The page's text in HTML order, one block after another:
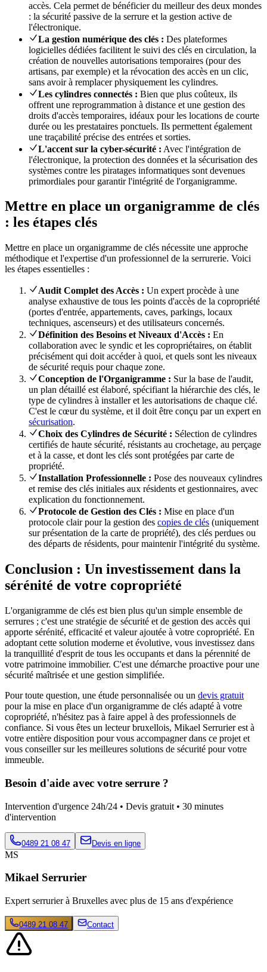
accès. Cela permet de bénéficier du meilleur des deux mondes
: la sécurité passive de la serrure et la gestion active de
l'électronique.
La gestion numérique des clés : Des plateformes
logicielles dédiées facilitent le suivi des clés en circulation, la
création de nouvelles autorisations temporaires (pour des
artisans, par exemple) et la révocation des accès en un clic,
sans avoir à remplacer physiquement les cylindres.
Les cylindres connectés : Bien que plus coûteux, ils
offrent une reprogrammation à distance et une gestion des
droits d'accès temporaires, idéaux pour les locations de courte
durée ou les prestataires ponctuels. Ils permettent également
une traçabilité précise des entrées et sorties.
L'accent sur la cyber-sécurité : Avec l'intégration de
l'électronique, la protection des données et la sécurisation des
systèmes contre les piratages informatiques sont devenues
primordiales pour garantir l'intégrité de l'organigramme.
Mettre en place un organigramme de clés
: les étapes clés
Mettre en place un organigramme de clés nécessite une approche
méthodique et l'expertise d'un professionnel de la serrurerie. Voici
les étapes essentielles :
Audit Complet des Accès : Un expert procède à une
analyse exhaustive de tous les points d'accès de la copropriété
(portes d'entrée, appartements, caves, parkings, locaux
techniques, ascenseurs) et des utilisateurs concernés.
Définition des Besoins et Niveaux d'Accès : En
collaboration avec le syndic et les copropriétaires, on établit
précisément qui doit accéder à quoi, et quels sont les niveaux
de sécurité requis pour chaque zone.
Conception de l'Organigramme : Sur la base de l'audit,
un plan détaillé est élaboré, spécifiant la hiérarchie des clés, le
type de cylindres à installer et les autorisations de chaque clé.
C'est le cœur du système, et il doit être conçu par un expert en
sécurisation.
Choix des Cylindres de Sécurité : Sélection de cylindres
certifiés de haute sécurité, résistants au crochetage, au perçage
et à la casse, et dont les clés sont protégées par carte de
propriété.
Installation Professionnelle : Pose des nouveaux cylindres
et remise des clés initiales aux résidents et gestionnaires, avec
explication du fonctionnement.
Protocole de Gestion des Clés : Mise en place d'un
protocole clair pour la gestion des copies de clés (uniquement
sur présentation de la carte de propriété), des clés perdues ou
des départs de résidents, pour maintenir l'intégrité du système.
Conclusion : Un investissement dans la
sérénité de votre copropriété
L'organigramme de clés est bien plus qu'un simple ensemble de
serrures ; c'est une stratégie de sécurité et de gestion des accès qui
apporte sérénité, efficacité et valeur ajoutée à votre copropriété. En
adoptant cette solution moderne et évolutive, vous investissez dans
la tranquillité d'esprit de tous les occupants et dans la pérennité de
votre patrimoine immobilier. C'est une démarche proactive pour une
sécurité maîtrisée et une gestion simplifiée.
Pour toute question, une étude personnalisée ou un devis gratuit
pour la mise en place d'un organigramme de clés adapté à votre
copropriété, n'hésitez pas à faire appel à des professionnels de
confiance. Si vous êtes un lecteur bruxellois, Mikael Serrurier est à
votre entière disposition pour vous accompagner dans ce projet et
vous conseiller sur les meilleures solutions de sécurité pour votre
immeuble.
Besoin d'aide avec votre serrure ?
Intervention d'urgence 24h/24 • Devis gratuit • 30 minutes
d'intervention
0489 21 08 47 Devis en ligne
MS
Mikael Serrurier
Expert serrurier à Bruxelles avec plus de 15 ans d'expérience
0489 21 08 47 Contact